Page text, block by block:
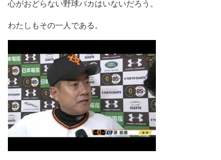
心がおどらない野球バカはいないだろう。
わたしもその一人である。